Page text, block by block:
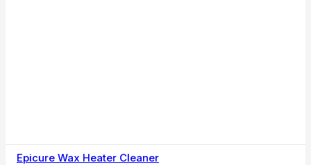
Epicure Wax Heater Cleaner